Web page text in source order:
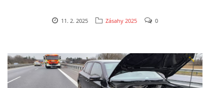
11. 2. 2025 Zásahy 2025 0